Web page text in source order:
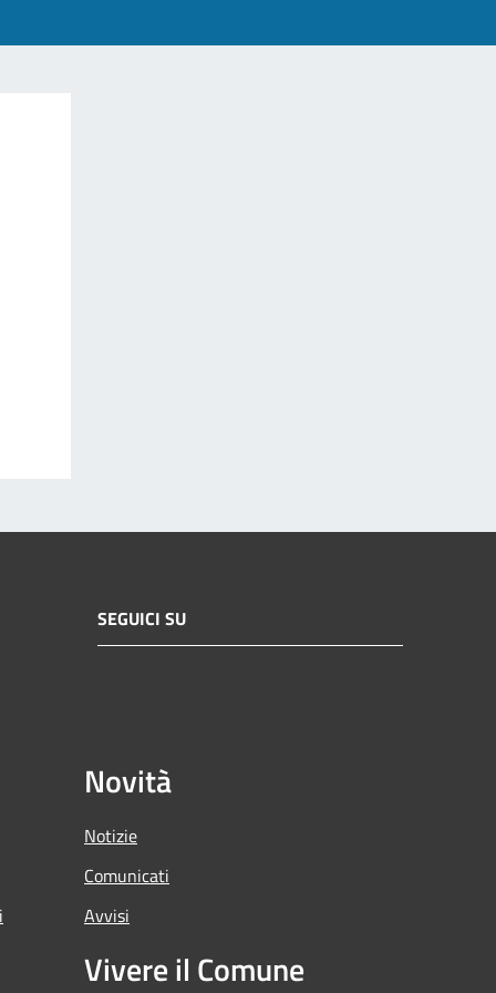
SEGUICI SU
Novità
Notizie
Comunicati
Avvisi
Vivere il Comune